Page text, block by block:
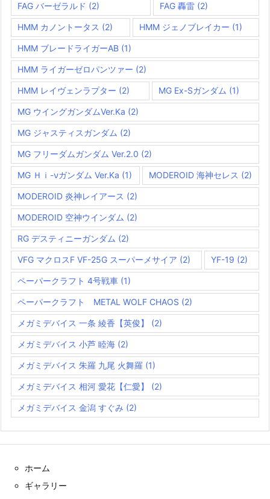
FAG バーゼラルド (2) FAG 轟雷 (2)
HMM カノントータス (2) HMM ジェノブレイカー (1)
HMM ブレードライガーAB (1)
HMM ライガーゼロパンツァー (2)
HMM レイヴェンラプター (2) MG Ex-Sガンダム (1)
MG ウイングガンダムVer.Ka (2)
MG ジャスティスガンダム (2)
MG フリーダムガンダム Ver.2.0 (2)
MG Ｈｉ-νガンダム Ver.Ka (1) MODEROID 海神セレス (2)
MODEROID 炎神レイアース (2)
MODEROID 空神ウインダム (2)
RG デスティニーガンダム (2)
VFG マクロスF VF-25G スーパーメサイア (2) YF-19 (2)
ペーパークラフト 4号戦車 (1)
ペーパークラフト METAL WOLF CHAOS (2)
メガミデバイス 一条 綾香【英俊】 (2)
メガミデバイス 小芦 睦海 (2)
メガミデバイス 朱羅 九尾 火舞羅 (1)
メガミデバイス 相河 愛花【仁愛】 (2)
メガミデバイス 金潟 すぐみ (2)
ホーム
ギャラリー